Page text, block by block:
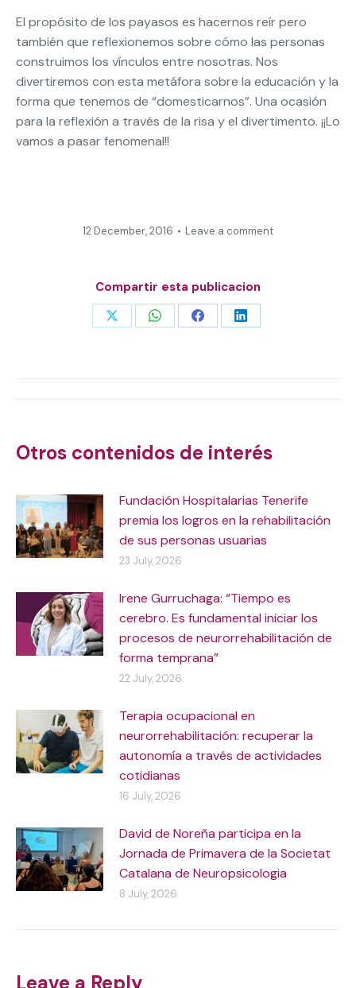
El propósito de los payasos es hacernos reír pero
también que reflexionemos sobre cómo las personas
construimos los vínculos entre nosotras. Nos
divertiremos con esta metáfora sobre la educación y la
forma que tenemos de “domesticarnos”. Una ocasión
para la reflexión a través de la risa y el divertimento. ¡¡Lo
vamos a pasar fenomenal!!
12 December, 2016 Leave a comment
Compartir esta publicacion
Share Share Share Share
Otros contenidos de interés
Fundación Hospitalarias Tenerife
premia los logros en la rehabilitación
de sus personas usuarias
23 July, 2026
Irene Gurruchaga: “Tiempo es
cerebro. Es fundamental iniciar los
procesos de neurorrehabilitación de
forma temprana”
22 July, 2026
Terapia ocupacional en
neurorrehabilitación: recuperar la
autonomía a través de actividades
cotidianas
16 July, 2026
David de Noreña participa en la
Jornada de Primavera de la Societat
Catalana de Neuropsicologia
8 July, 2026
Leave a Reply